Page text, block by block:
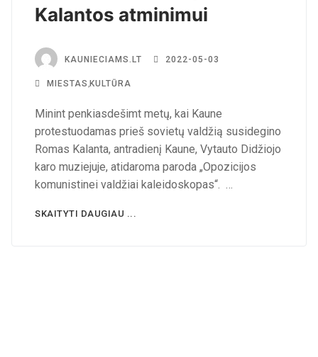
Kalantos atminimui
KAUNIECIAMS.LT 2022-05-03
MIESTAS ,KULTŪRA
Minint penkiasdešimt metų, kai Kaune
protestuodamas prieš sovietų valdžią susidegino
Romas Kalanta, antradienį Kaune, Vytauto Didžiojo
karo muziejuje, atidaroma paroda „Opozicijos
komunistinei valdžiai kaleidoskopas“. …
SKAITYTI DAUGIAU ...